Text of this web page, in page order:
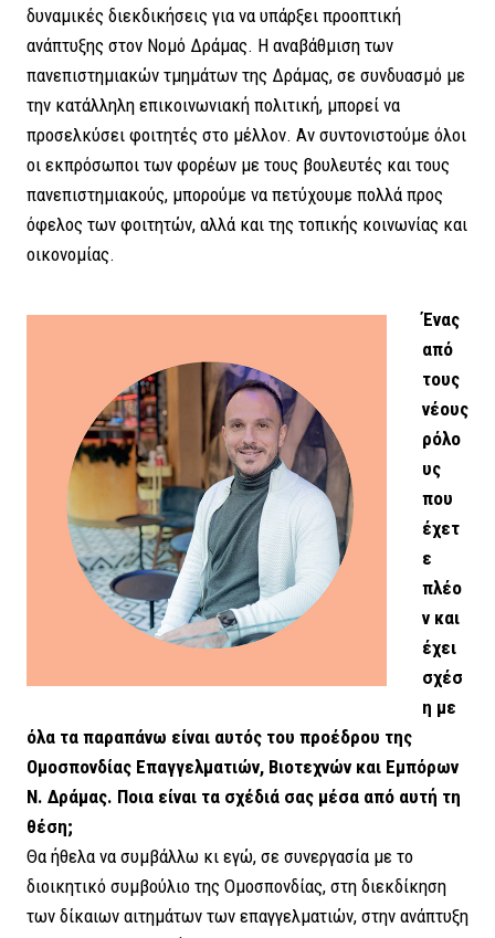
δυναμικές διεκδικήσεις για να υπάρξει προοπτική
ανάπτυξης στον Νομό Δράμας. Η αναβάθμιση των
πανεπιστημιακών τμημάτων της Δράμας, σε συνδυασμό με
την κατάλληλη επικοινωνιακή πολιτική, μπορεί να
προσελκύσει φοιτητές στο μέλλον. Αν συντονιστούμε όλοι
οι εκπρόσωποι των φορέων με τους βουλευτές και τους
πανεπιστημιακούς, μπορούμε να πετύχουμε πολλά προς
όφελος των φοιτητών, αλλά και της τοπικής κοινωνίας και
οικονομίας.
Ένας
από
τους
νέους
ρόλο
υς
που
έχετ
ε
πλέο
ν και
έχει
σχέσ
η με
όλα τα παραπάνω είναι αυτός του προέδρου της
Ομοσπονδίας Επαγγελματιών, Βιοτεχνών και Εμπόρων
Ν. Δράμας. Ποια είναι τα σχέδιά σας μέσα από αυτή τη
θέση;
Θα ήθελα να συμβάλλω κι εγώ, σε συνεργασία με το
διοικητικό συμβούλιο της Ομοσπονδίας, στη διεκδίκηση
των δίκαιων αιτημάτων των επαγγελματιών, στην ανάπτυξη